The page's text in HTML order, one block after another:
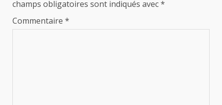
champs obligatoires sont indiqués avec*
Commentaire *